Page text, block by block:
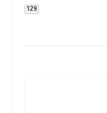
129